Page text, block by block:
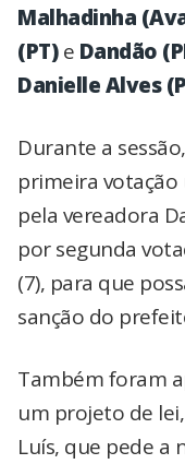
Malhadinha
(PT)e Dandão
Danielle Alves
Durante a
primeira
pela vereadora
por segunda
(7), para que
sanção do
Também foram
um projeto de
Luís, que pede a